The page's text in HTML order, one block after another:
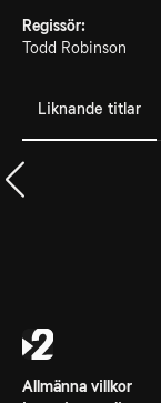
Regissör:
Todd Robinson
Liknande titlar
Allmänna villkor